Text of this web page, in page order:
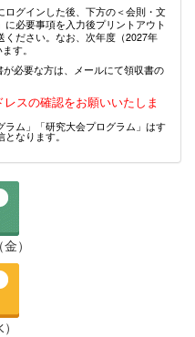
ログインした後、下方の＜会則・文
必要事項を入力後プリントアウト
ください。なお、次年度（2027年
す。
が必要な方は、メールにて領収書の
スの確認をお願いいたしま
ラム」「研究大会プログラム」はす
となります。
）